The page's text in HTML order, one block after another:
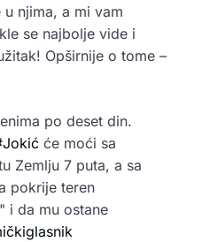
njima, a mi vam
se najbolje vide i
Opširnije o tome –
po deset din.
će moći sa
Zemlju 7 puta, a sa
pokrije teren
i da mu ostane